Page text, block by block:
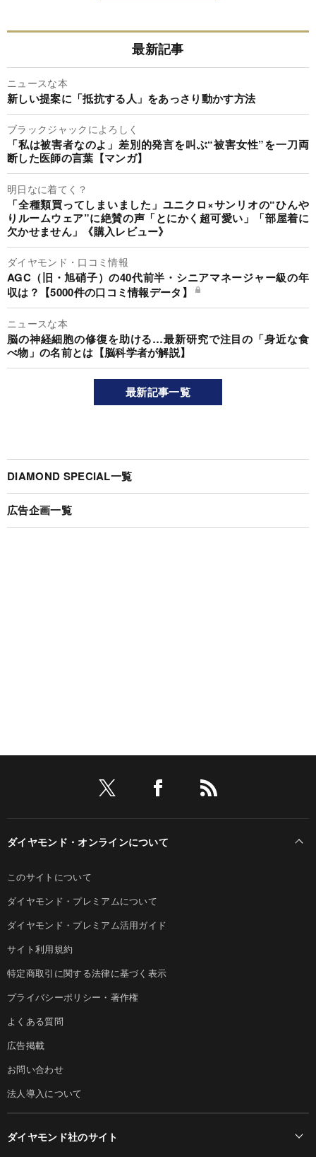
最新記事
ニュースな本
新しい提案に「抵抗する人」をあっさり動かす方法
ブラックジャックによろしく
「私は被害者なのよ」差別的発言を叫ぶ“被害女性”を一刀両
断した医師の言葉【マンガ】
明日なに着てく？
「全種類買ってしまいました」ユニクロ×サンリオの“ひんや
りルームウェア”に絶賛の声「とにかく超可愛い」「部屋着に
欠かせません」《購入レビュー》
ダイヤモンド・口コミ情報
AGC（旧・旭硝子）の40代前半・シニアマネージャー級の年
収は？【5000件の口コミ情報データ】
ニュースな本
脳の神経細胞の修復を助ける…最新研究で注目の「身近な食
べ物」の名前とは【脳科学者が解説】
最新記事一覧
DIAMOND SPECIAL一覧
広告企画一覧
ダイヤモンド・オンラインについて
このサイトについて
ダイヤモンド・プレミアムについて
ダイヤモンド・プレミアム活用ガイド
サイト利用規約
特定商取引に関する法律に基づく表示
プライバシーポリシー・著作権
よくある質問
広告掲載
お問い合わせ
法人導入について
ダイヤモンド社のサイト